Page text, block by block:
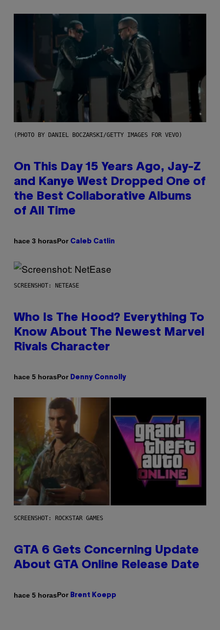
(PHOTO BY DANIEL BOCZARSKI/GETTY IMAGES FOR VEVO)
On This Day 15 Years Ago, Jay-Z
and Kanye West Dropped One of
the Best Collaborative Albums
of All Time
hace 3 horasPor Caleb Catlin
SCREENSHOT: NETEASE
Who Is The Hood? Everything To
Know About The Newest Marvel
Rivals Character
hace 5 horasPor Denny Connolly
SCREENSHOT: ROCKSTAR GAMES
GTA 6 Gets Concerning Update
About GTA Online Release Date
hace 5 horasPor Brent Koepp